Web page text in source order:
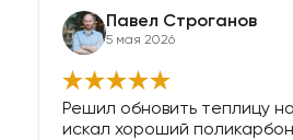
Павел Строганов
5 мая 2026
Решил обновить теплицу
искал хороший